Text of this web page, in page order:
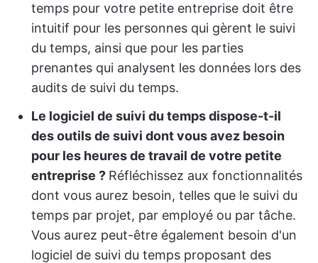
temps pour votre petite entreprise doit être
intuitif pour les personnes qui gèrent le suivi
du temps, ainsi que pour les parties
prenantes qui analysent les données lors des
audits de suivi du temps.
Le logiciel de suivi du temps dispose-t-il
des outils de suivi dont vous avez besoin
pour les heures de travail de votre petite
entreprise ? Réfléchissez aux fonctionnalités
dont vous aurez besoin, telles que le suivi du
temps par projet, par employé ou par tâche.
Vous aurez peut-être également besoin d'un
logiciel de suivi du temps proposant des